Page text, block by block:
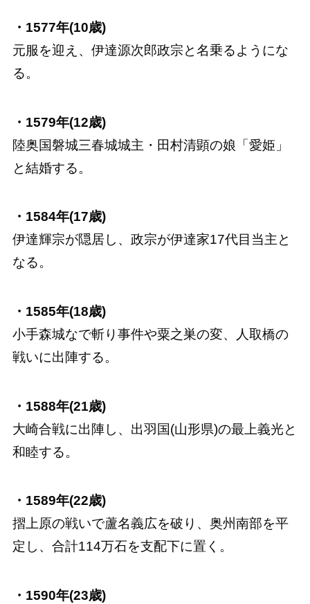
・1577年(10歳)
元服を迎え、伊達源次郎政宗と名乗るようにな
る。
・1579年(12歳)
陸奥国磐城三春城城主・田村清顕の娘「愛姫」
と結婚する。
・1584年(17歳)
伊達輝宗が隠居し、政宗が伊達家17代目当主と
なる。
・1585年(18歳)
小手森城なで斬り事件や粟之巣の変、人取橋の
戦いに出陣する。
・1588年(21歳)
大崎合戦に出陣し、出羽国(山形県)の最上義光と
和睦する。
・1589年(22歳)
摺上原の戦いで蘆名義広を破り、奥州南部を平
定し、合計114万石を支配下に置く。
・1590年(23歳)